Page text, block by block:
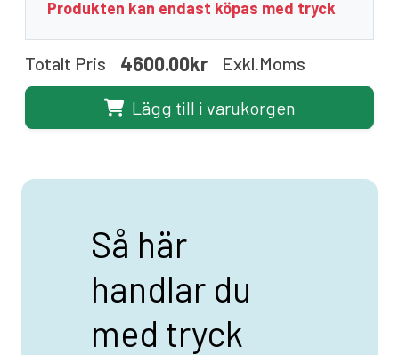
Produkten kan endast köpas med tryck
Totalt Pris 4600.00kr Exkl.moms
Lägg till i varukorgen
Så här
handlar du
med tryck